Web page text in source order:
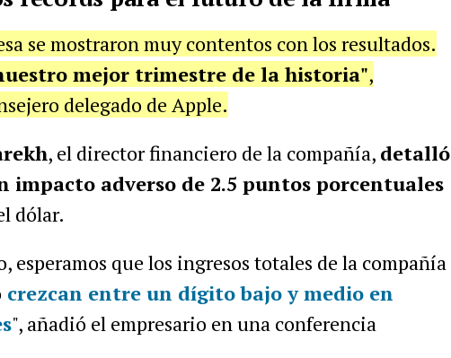
se mostraron muy contentos con los resultados.
mejor trimestre de la historia",
delegado de Apple.
, el director financiero de la compañía, detalló
impacto adverso de 2.5 puntos porcentuales
dólar.
esperamos que los ingresos totales de la compañía
crezcan entre un dígito bajo y medio en
", añadió el empresario en una conferencia